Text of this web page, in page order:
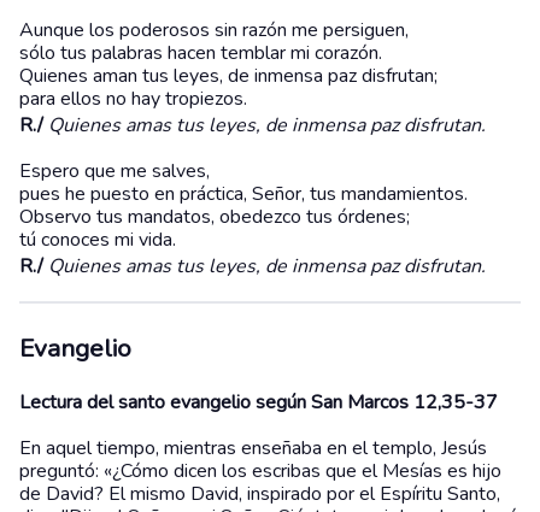
Aunque los poderosos sin razón me persiguen,
sólo tus palabras hacen temblar mi corazón.
Quienes aman tus leyes, de inmensa paz disfrutan;
para ellos no hay tropiezos.
R./ Quienes amas tus leyes, de inmensa paz disfrutan.
Espero que me salves,
pues he puesto en práctica, Señor, tus mandamientos.
Observo tus mandatos, obedezco tus órdenes;
tú conoces mi vida.
R./ Quienes amas tus leyes, de inmensa paz disfrutan.
Evangelio
Lectura del santo evangelio según San Marcos 12,35-37
En aquel tiempo, mientras enseñaba en el templo, Jesús
preguntó: «¿Cómo dicen los escribas que el Mesías es hijo
de David? El mismo David, inspirado por el Espíritu Santo,